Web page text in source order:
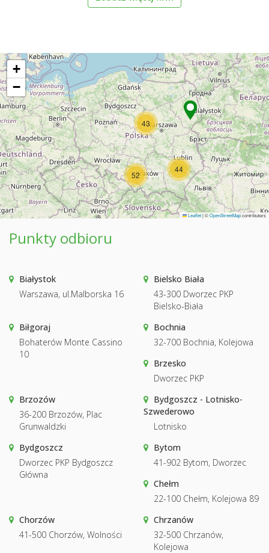
43
44
52
+
−
Leaflet|©OpenStreetMapcontributors
Punkty odbioru
Białystok
Warszawa, ul.Malborska 16
Bielsko Biała
43-300 Dworzec PKP
Bielsko-Biała
Biłgoraj
Bohaterów Monte Cassino
10
Bochnia
32-700 Bochnia, Kolejowa
Brzesko
Dworzec PKP
Brzozów
36-200 Brzozów, Plac
Grunwaldzki
Bydgoszcz - Lotnisko-
Szwederowo
Lotnisko
Bydgoszcz
Dworzec PKP Bydgoszcz
Główna
Bytom
41-902 Bytom, Dworzec
Chełm
22-100 Chełm, Kolejowa 89
Chorzów
41-500 Chorzów, Wolności
Chrzanów
32-500 Chrzanów,
Kolejowa